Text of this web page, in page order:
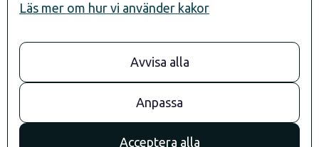
08- 24 90 80
111 51 Stockholm
Läs mer om hur vi använder kakor
Avvisa alla
Anpassa
Acceptera alla